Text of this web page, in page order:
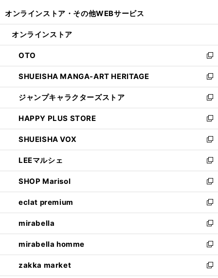
開
ン
ウ
で
開
く
ウ
ン
ド
ウ
で
開
く
オンラインストア・ その他WEBサービス
オンラインストア
OTO
新
し
い
ウ
ィ
ン
ド
ウ
で
開
く
SHUEISHA MANGA-ART HERITAGE
新
し
い
ウ
ィ
ン
ド
ウ
で
開
く
ジャンプキャラクターズストア
新
し
い
ウ
ィ
ン
ド
ウ
で
開
く
HAPPY PLUS STORE
新
し
い
ウ
ィ
ン
ド
ウ
で
開
く
SHUEISHA VOX
新
し
い
ウ
ィ
ン
ド
ウ
で
開
く
LEEマルシェ
新
し
い
ウ
ィ
ン
ド
ウ
で
開
く
SHOP Marisol
新
し
い
ウ
ィ
ン
ド
ウ
で
開
eclat premium
新
し
い
ウ
ィ
ン
ド
ウ
mirabella
新
し
い
ウ
ィ
ン
mirabella homme
新
し
い
zakka market
新